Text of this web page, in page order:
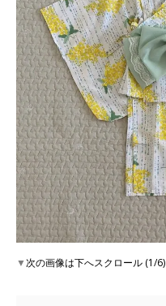
▼次の画像は下へスクロール (1/6)